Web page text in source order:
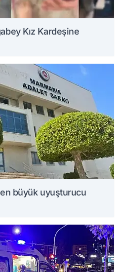
Kız Kardeşine
en büyük uyuşturucu